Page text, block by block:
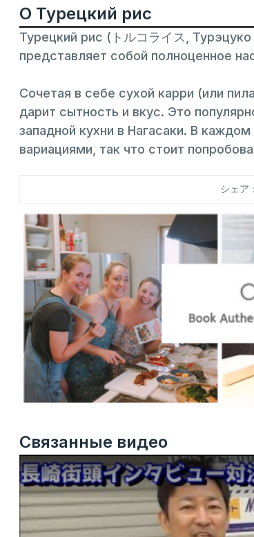
О Турецкий рис
Турецкий рис (トルコライス,
представляет собой полноценное
Сочетая в себе сухой карри (или
дарит сытность и вкус. Это
западной кухни в Нагасаки. В
вариациями, так что стоит
シェア：
Связанные видео